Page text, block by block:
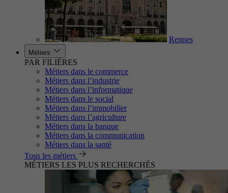
Rennes
Métiers
PAR FILIÈRES
Métiers dans le commerce
Métiers dans l’industrie
Métiers dans l’informatique
Métiers dans le social
Métiers dans l’immobilier
Métiers dans l’agriculture
Métiers dans la banque
Métiers dans la communication
Métiers dans la santé
Tous les métiers
MÉTIERS LES PLUS RECHERCHÉS